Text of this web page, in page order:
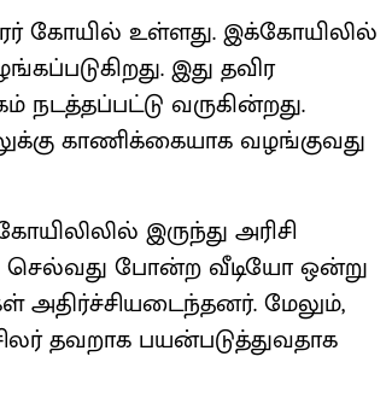
கோயில் உள்ளது. இக்கோயிலில்
இது தவிர
வருகின்றது.
காணிக்கையாக வழங்குவது
இருந்து அரிசி
செல்வது போன்ற வீடியோ ஒன்று
அதிர்ச்சியடைந்தனர். மேலும்,
தவறாக பயன்படுத்துவதாக